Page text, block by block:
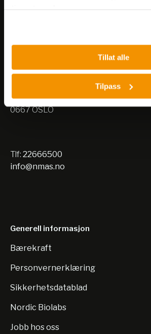
Tillat alle
Tilpass
Besøksadresse:
0667 OSLO
Nils Hansens vei 10
0667 OSLO
Tlf: 22666500
info@nmas.no
Generell informasjon
Bærekraft
Personvernerklæring
Sikkerhetsdatablad
Nordic Biolabs
Jobb hos oss